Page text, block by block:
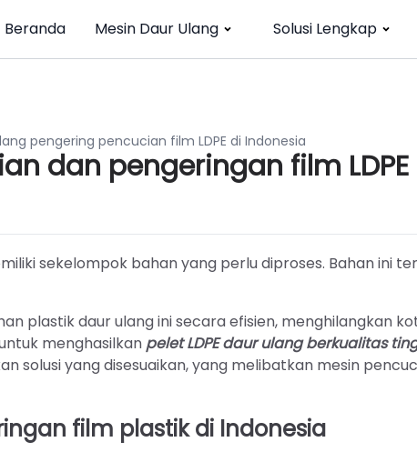
Beranda Mesin Daur Ulang Solusi Lengkap
pengering pencucian film LDPE di Indonesia
dan pengeringan film
sekelompok bahan yang perlu diproses. Bahan ini
plastik daur ulang ini secara efisien, menghilangkan
menghasilkan pelet LDPE daur ulang berkualitas
solusi yang disesuaikan, yang melibatkan mesin
film plastik di Indonesia